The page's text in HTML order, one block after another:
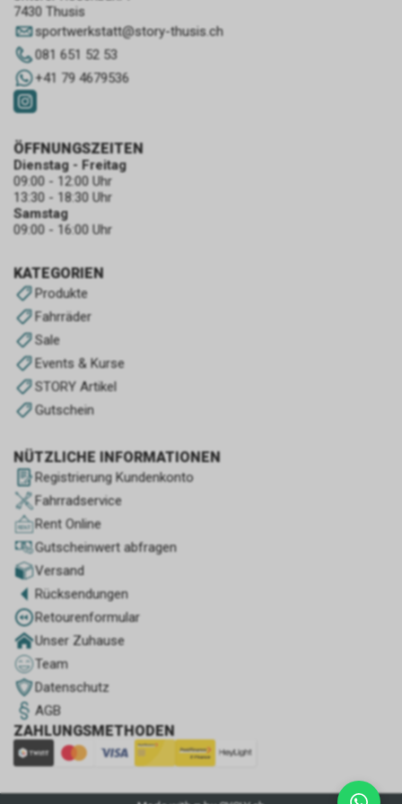
7430 Thusis
sportwerkstatt@story-thusis.ch
081 651 52 53
+41 79 4679536
KATEGORIEN
Produkte
Fahrräder
Sale
Events & Kurse
STORY Artikel
Gutschein
NÜTZLICHE INFORMATIONEN
Registrierung Kundenkonto
Fahrradservice
Rent Online
Gutscheinwert abfragen
Versand
Rücksendungen
Retourenformular
Unser Zuhause
Team
Datenschutz
AGB
ZAHLUNGSMETHODEN
ÖFFNUNGSZEITEN
Dienstag - Freitag
09:00 - 12:00 Uhr
13:30 - 18:30 Uhr
Samstag
09:00 - 16:00 Uhr